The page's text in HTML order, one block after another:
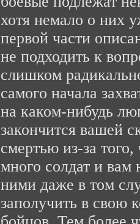
хотя немало о них
первой части
не подходить к
слишком
самого начала
на каком-нибудь
закончится вашей
смертью из-за
много солдат и вам
ними даже в том
заполучить в свою